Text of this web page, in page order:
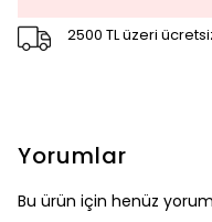
2500 TL üzeri
Yorumlar
Bu ürün için henüz